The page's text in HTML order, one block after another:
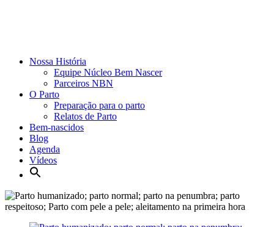
Nossa História
Equipe Núcleo Bem Nascer
Parceiros NBN
O Parto
Preparação para o parto
Relatos de Parto
Bem-nascidos
Blog
Agenda
Vídeos